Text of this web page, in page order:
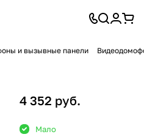
и вызывные панели
4 352 руб.
Мало